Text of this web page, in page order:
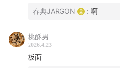
春典JARGON : 啊
桃酥男
2026.4.23
板面